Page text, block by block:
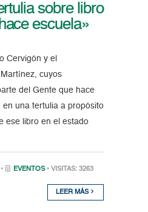
sobre libro
escuela»
Cervigón y el
cuyos
del Gente que hace
en una tertulia a propósito
ese libro en el estado
EVENTOS • VISITAS: 3263
LEER MÁS